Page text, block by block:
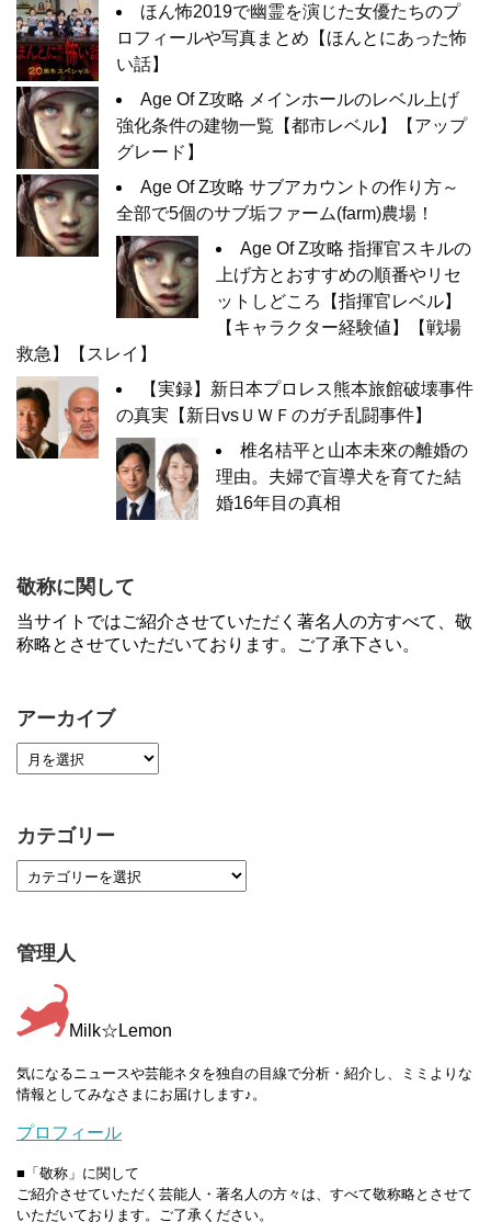
ほん怖2019で幽霊を演じた女優たちのプ
ロフィールや写真まとめ【ほんとにあった怖
い話】
Age Of Z攻略 メインホールのレベル上げ
強化条件の建物一覧【都市レベル】【アップ
グレード】
Age Of Z攻略 サブアカウントの作り方～
全部で5個のサブ垢ファーム(farm)農場！
Age Of Z攻略 指揮官スキルの
上げ方とおすすめの順番やリセ
ットしどころ【指揮官レベル】
【キャラクター経験値】【戦場
救急】【スレイ】
【実録】新日本プロレス熊本旅館破壊事件
の真実【新日vsＵＷＦのガチ乱闘事件】
椎名桔平と山本未來の離婚の
理由。夫婦で盲導犬を育てた結
婚16年目の真相
敬称に関して
当サイトではご紹介させていただく著名人の方すべて、敬
称略とさせていただいております。ご了承下さい。
アーカイブ
カテゴリー
管理人
Milk☆Lemon
気になるニュースや芸能ネタを独自の目線で分析・紹介し、ミミよりな
情報としてみなさまにお届けします♪。
プロフィール
■「敬称」に関して
ご紹介させていただく芸能人・著名人の方々は、すべて敬称略とさせて
いただいております。ご了承ください。